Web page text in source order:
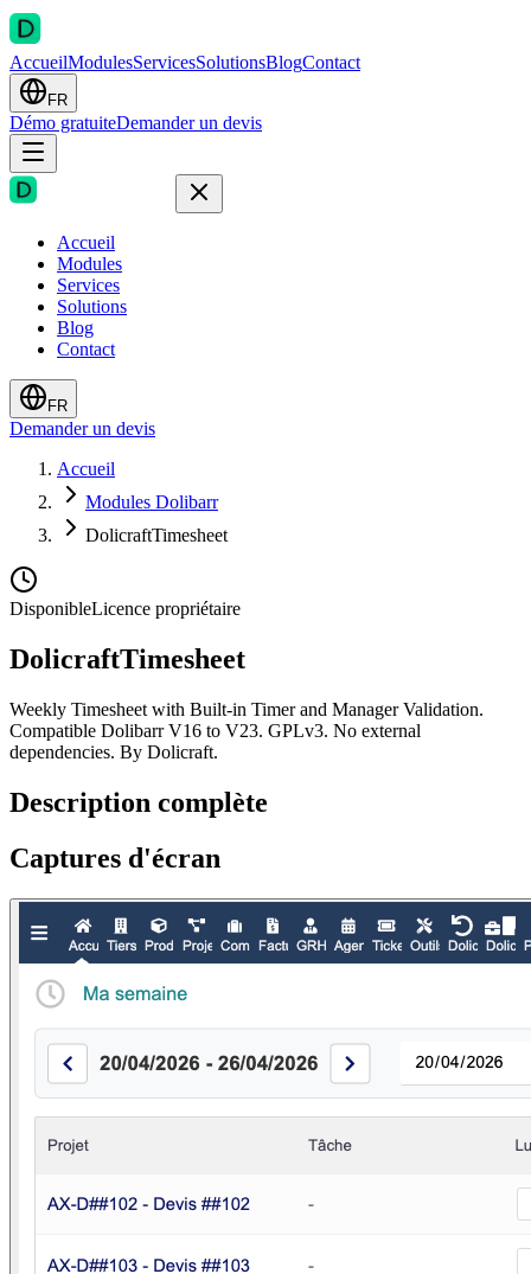
AccueilModulesServicesSolutionsBlogContact
FR
Démo gratuiteDemander un devis
Accueil
Modules
Services
Solutions
Blog
Contact
FR
Demander un devis
Accueil
Modules Dolibarr
DolicraftTimesheet
DisponibleLicence propriétaire
DolicraftTimesheet
Weekly Timesheet with Built-in Timer and Manager Validation.
Compatible Dolibarr V16 to V23. GPLv3. No external
dependencies. By Dolicraft.
Description complète
Captures d'écran